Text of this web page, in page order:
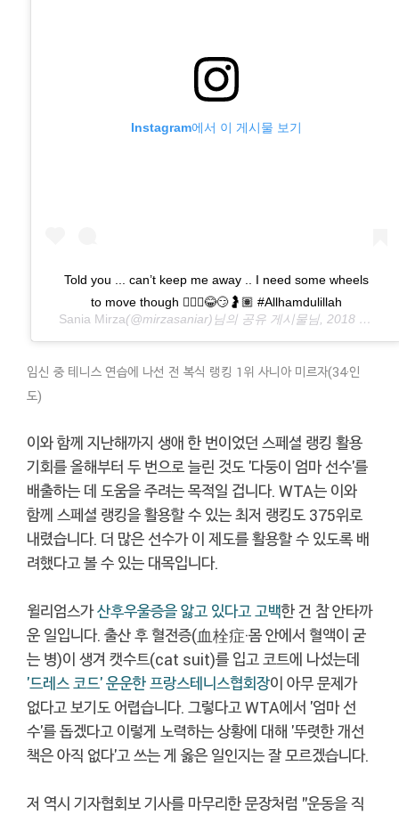
Instagram에서 이 게시물 보기
Told you ... can’t keep me away .. I need some wheels
to move though 🤷🏽‍♀️😂😏🤰🏽 #Allhamdulillah
Sania Mirza(@mirzasaniar)님의 공유 게시물님, 2018 8월 8 9:34오전 PDT
임신 중 테니스 연습에 나선 전 복식 랭킹 1위 사니아 미르자(34·인
도)
이와 함께 지난해까지 생애 한 번이었던 스페셜 랭킹 활용
기회를 올해부터 두 번으로 늘린 것도 '다둥이 엄마 선수'를
배출하는 데 도움을 주려는 목적일 겁니다. WTA는 이와
함께 스페셜 랭킹을 활용할 수 있는 최저 랭킹도 375위로
내렸습니다. 더 많은 선수가 이 제도를 활용할 수 있도록 배
려했다고 볼 수 있는 대목입니다.
윌리엄스가산후우울증을 앓고 있다고 고백한 건 참 안타까
운 일입니다. 출산 후 혈전증(血栓症·몸 안에서 혈액이 굳
는 병)이 생겨 캣수트(cat suit)를 입고 코트에 나섰는데
'드레스 코드' 운운한 프랑스테니스협회장이 아무 문제가
없다고 보기도 어렵습니다. 그렇다고 WTA에서 '엄마 선
수'를 돕겠다고 이렇게 노력하는 상황에 대해 '뚜렷한 개선
책은 아직 없다'고 쓰는 게 옳은 일인지는 잘 모르겠습니다.
저 역시 기자협회보 기사를 마무리한 문장처럼 "운동을 직